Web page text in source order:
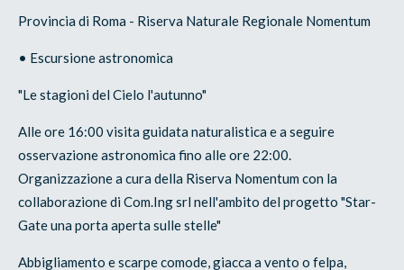
Provincia di Roma - Riserva Naturale Regionale Nomentum
• Escursione astronomica
"Le stagioni del Cielo l'autunno"
Alle ore 16:00 visita guidata naturalistica e a seguire
osservazione astronomica fino alle ore 22:00.
Organizzazione a cura della Riserva Nomentum con la
collaborazione di Com.Ing srl nell'ambito del progetto "Star-
Gate una porta aperta sulle stelle"
Abbigliamento e scarpe comode, giacca a vento o felpa,